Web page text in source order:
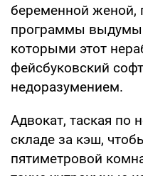
беременной женой,
программы
которыми этот
фейсбуковский
недоразумением.
Адвокат, таская по
складе за кэш,
пятиметровой